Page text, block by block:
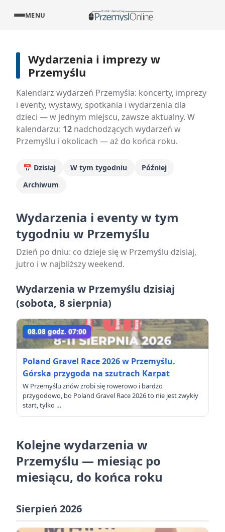
MENU
Wydarzenia i imprezy w
Przemyślu
Kalendarz wydarzeń Przemyśla: koncerty, imprezy
i eventy, wystawy, spotkania i wydarzenia dla
dzieci — w jednym miejscu, zawsze aktualny. W
kalendarzu: 12 nadchodzących wydarzeń w
Przemyślu i okolicach — aż do końca roku.
📅 Dzisiaj W tym tygodniu
Później
Archiwum
Wydarzenia i eventy w tym
tygodniu w Przemyślu
Dzień po dniu: co dzieje się w Przemyślu dzisiaj,
jutro i w najbliższy weekend.
Wydarzenia w Przemyślu dzisiaj
(sobota, 8 sierpnia)
08.08 godz. 07:00
Poland Gravel Race 2026 w Przemyślu.
Górska przygoda na szutrach Karpat
W Przemyślu znów zrobi się rowerowo i bardzo
przygodowo, bo Poland Gravel Race 2026 to nie jest zwykły
start, tylko …
Kolejne wydarzenia w
Przemyślu — miesiąc po
miesiącu, do końca roku
Sierpień 2026